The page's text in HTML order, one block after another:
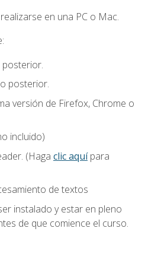
en una PC o Mac.
posterior.
posterior.
versión de Firefox, Chrome o
incluido)
(Haga clic aquípara
de textos
instalado y estar en pleno
de que comience el curso.